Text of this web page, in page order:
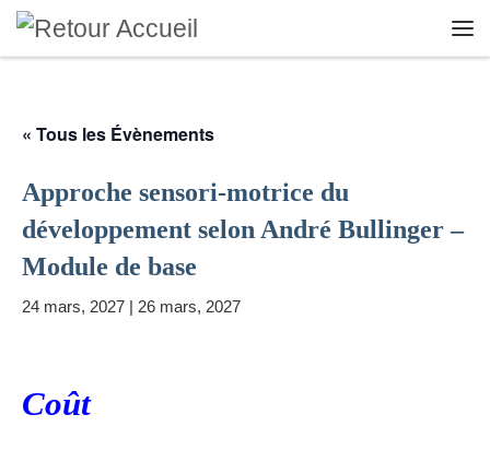
Skip to content
« Tous les Évènements
Approche sensori-motrice du
développement selon André Bullinger –
Module de base
24 mars, 2027 | 26 mars, 2027
Coût